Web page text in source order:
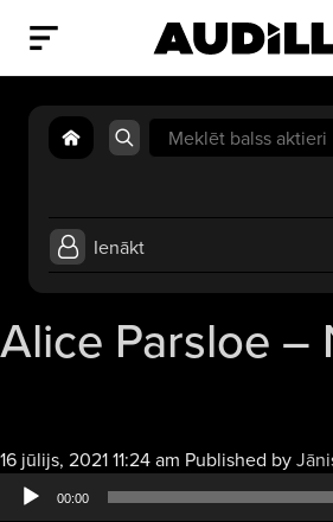
Search
for:
Ienākt
Alice Parsloe –
16 jūlijs, 2021 11:24 am Published by
00:00